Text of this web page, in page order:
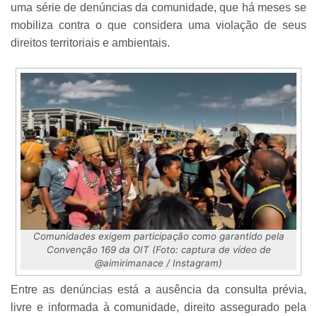
uma série de denúncias da comunidade, que há meses se
mobiliza contra o que considera uma violação de seus
direitos territoriais e ambientais.
Comunidades exigem participação como garantido pela
Convenção 169 da OIT (Foto: captura de vídeo de
@aimirimanace / Instagram)
Entre as denúncias está a ausência da consulta prévia,
livre e informada à comunidade, direito assegurado pela